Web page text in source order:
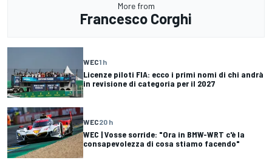
More from
Francesco Corghi
WEC1 h
Licenze piloti FIA: ecco i primi nomi di chi andrà
in revisione di categoria per il 2027
WEC20 h
WEC | Vosse sorride: "Ora in BMW-WRT c'è la
consapevolezza di cosa stiamo facendo"